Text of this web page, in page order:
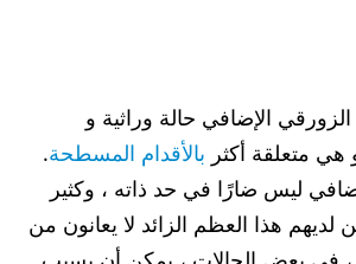
الإضافي حالة وراثية و
هي متعلقة أكثر بالأقدام المسطحة.
ليس ضارًا في حد ذاته ، وكثير
هذا العظم الزائد لا يعانون من